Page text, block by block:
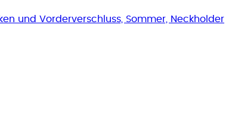
und Vorderverschluss, Sommer, Neckholder